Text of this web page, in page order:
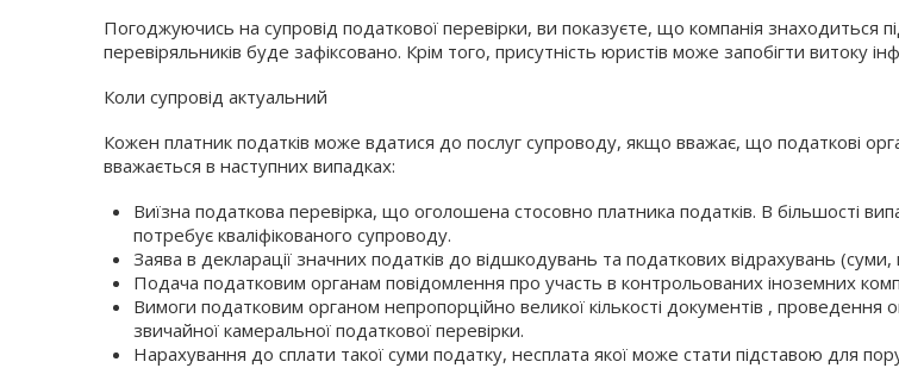
Погоджуючись на супровід податкової перевірки, ви показуєте, що компанія знаходиться
перевіряльників буде зафіксовано. Крім того, присутність юристів може запобігти витоку
Коли супровід актуальний
Кожен платник податків може вдатися до послуг супроводу, якщо вважає, що податкові
вважається в наступних випадках:
Виїзна податкова перевірка, що оголошена стосовно платника податків. В більшості
потребує кваліфікованого супроводу.
Заява в декларації значних податків до відшкодувань та податкових відрахувань
Подача податковим органам повідомлення про участь в контрольованих іноземних
Вимоги податковим органом непропорційно великої кількості документів ,
звичайної камеральної податкової перевірки.
Нарахування до сплати такої суми податку, несплата якої може стати підставою для